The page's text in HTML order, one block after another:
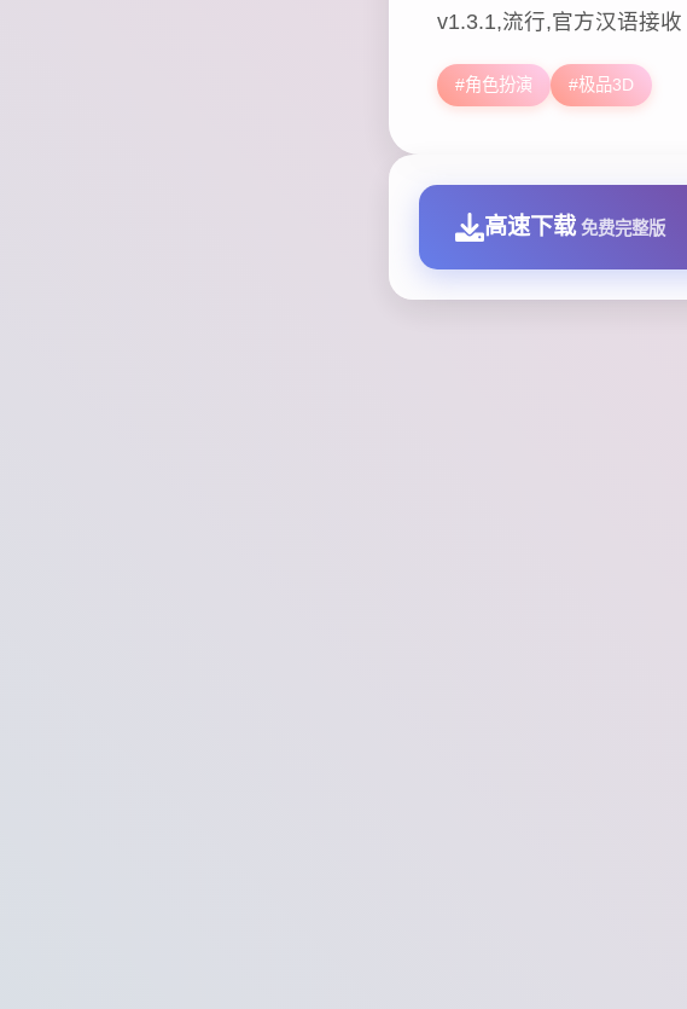
v1.3.1,流行,官方汉语接收
#角色扮演 #极品3D
高速下载 免费完整版